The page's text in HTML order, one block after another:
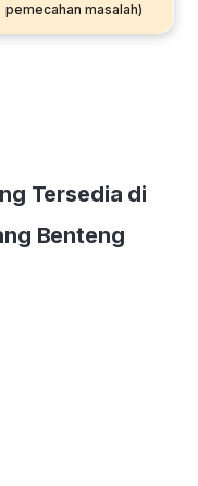
pemecahan masalah)
Tersedia di
Benteng